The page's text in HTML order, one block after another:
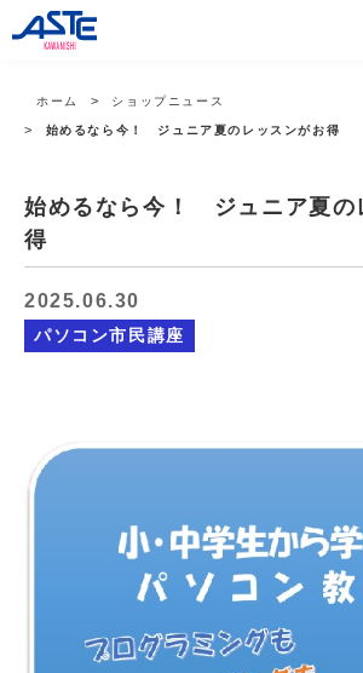
ホーム ショップニュース
始めるなら今！ ジュニア夏のレッスンがお得
始めるなら今！ ジュニア夏の
得
2025.06.30
パソコン市民講座